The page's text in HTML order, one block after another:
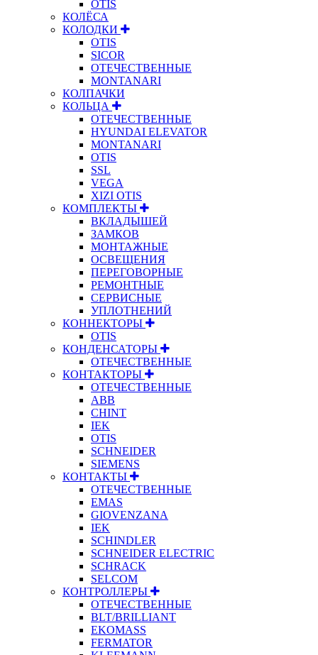
OTIS
КОЛЁСА
КОЛОДКИ
OTIS
SICOR
ОТЕЧЕСТВЕННЫЕ
MONTANARI
КОЛПАЧКИ
КОЛЬЦА
ОТЕЧЕСТВЕННЫЕ
HYUNDAI ELEVATOR
MONTANARI
OTIS
SSL
VEGA
XIZI OTIS
КОМПЛЕКТЫ
ВКЛАДЫШЕЙ
ЗАМКОВ
МОНТАЖНЫЕ
ОСВЕЩЕНИЯ
ПЕРЕГОВОРНЫЕ
РЕМОНТНЫЕ
СЕРВИСНЫЕ
УПЛОТНЕНИЙ
КОННЕКТОРЫ
OTIS
КОНДЕНСАТОРЫ
ОТЕЧЕСТВЕННЫЕ
КОНТАКТОРЫ
ОТЕЧЕСТВЕННЫЕ
ABB
CHINT
IEK
OTIS
SCHNEIDER
SIEMENS
КОНТАКТЫ
ОТЕЧЕСТВЕННЫЕ
EMAS
GIOVENZANA
IEK
SCHINDLER
SCHNEIDER ELECTRIC
SCHRACK
SELCOM
КОНТРОЛЛЕРЫ
ОТЕЧЕСТВЕННЫЕ
BLT/BRILLIANT
EKOMASS
FERMATOR